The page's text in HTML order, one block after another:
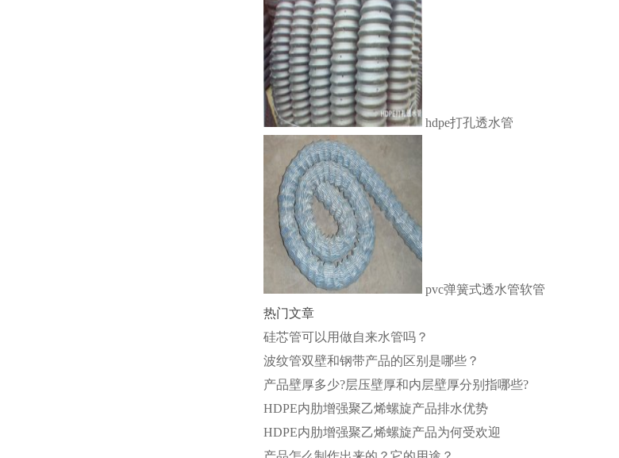
hdpe打孔透水管
pvc弹簧式透水管软管
热门文章
硅芯管可以用做自来水管吗？
波纹管双壁和钢带产品的区别是哪些？
产品壁厚多少?层压壁厚和内层壁厚分别指哪些?
HDPE内肋增强聚乙烯螺旋产品排水优势
HDPE内肋增强聚乙烯螺旋产品为何受欢迎